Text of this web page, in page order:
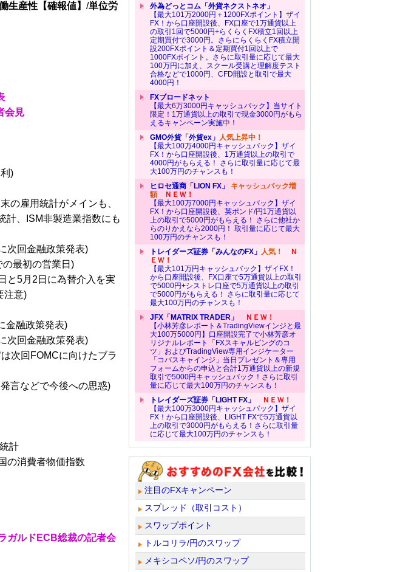
生産性【確報値】 /単位労
会見
)
の雇用統計がメインも、
計、ISM非製造業指数にも
次回金融政策発表)
の最初の営業日)
と5月2日に為替介入を実
注意)
金融政策発表)
次回金融政策発表)
次回FOMCに向けたブラ
言などで今後への思惑)
計
の消費者物価指数
ガルドECB総裁の記者会
外為どっとコム「外貨ネクストネオ」
【最大101万2000円＋1200FXポイント】ザイ
FX！から口座開設後、FX口座で1万通貨以上
の取引1回で5000円+らくらくFX積立1回以上
定期買付で3000円。さらにらくらくFX積立開
設200FXポイント＆定期買付1回以上で
1000FXポイント。さらに取引量に応じて最大
100万円に加え、スクール受講と理解度テスト
合格などで1000円、CFD開設と取引で最大
4000円！
FXブロードネット
【最大6万3000円キャッシュバック】当サイト
限定！1万通貨以上の取引で現金3000円がもら
えるキャンペーン実施中！
GMO外貨「外貨ex」 人気上昇中！
【最大100万4000円キャッシュバック】ザイ
FX！から口座開設後、1万通貨以上の取引で
4000円がもらえる！ さらに取引量に応じて最
大100万円のチャンスも！
ヒロセ通商「LION FX」 キャッシュバック増
額ＮＥＷ！
【最大100万7000円キャッシュバック】ザイ
FX！から口座開設後、英ポンド/円1万通貨以
上の取引で5000円がもらえる！ さらに他社か
らのりかえなら2000円！ 取引量に応じて最大
100万円のチャンスも！
トレイダーズ証券「みんなのFX」 人気！
Ｎ
ＥＷ！
【最大101万円キャッシュバック】ザイFX！
から口座開設後、FX口座で5万通貨以上の取引
で5000円+シストレ口座で5万通貨以上の取引
で5000円がもらえる！ さらに取引量に応じて
最大100万円のチャンスも！
JFX「MATRIX TRADER」
ＮＥＷ！
【小林芳彦レポート＆TradingViewインジと最
大100万5000円】口座開設完了で小林芳彦オ
リジナルレポート「FXスキャルピングのコ
ツ」およびTradingView専用インジケーター
「コバスキャインジ」当日プレゼント＆専用
フォームからの申込と合計1万通貨以上の新規
取引で5000円キャッシュバック！さらに取引
量に応じて最大100万円のチャンスも！
トレイダーズ証券「LIGHT FX」
ＮＥＷ！
【最大100万3000円キャッシュバック】ザイ
FX！から口座開設後、LIGHT FXで5万通貨以
上の取引で3000円がもらえる！さらに取引量
に応じて最大100万円のチャンスも！
注目のFXキャンペーン
スプレッド（取引コスト）
スワップポイント
トルコリラ/円のスワップ
メキシコペソ/円のスワップ